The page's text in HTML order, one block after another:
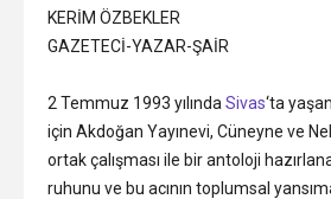
KERİM ÖZBEKLER
GAZETECİ-YAZAR-ŞAİR
2 Temmuz 1993 yılında Sivas‘ta
için Akdoğan Yayınevi, Cüneyne ve
ortak çalışması ile bir antoloji
ruhunu ve bu acının toplumsal